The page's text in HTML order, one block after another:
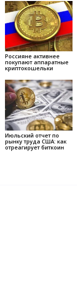
Россияне активнее
покупают аппаратные
криптокошельки
Июльский отчет по
рынку труда США: как
отреагирует биткоин